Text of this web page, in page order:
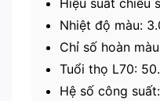
Hiệu suất chiếu
Nhiệt độ màu:
Chỉ số hoàn
Tuổi thọ L70:
Hệ số công